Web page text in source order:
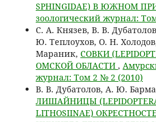
SPHINGIDAE) В ЮЖНОМ
зоологический журнал:
С. А. Князев, В. В.
Ю. Теплоухов, О. Н.
Мараник, СОВКИ
ОМСКОЙ ОБЛАСТИ ,
журнал: Том 2 № 2 (2010)
В. В. Дубатолов, А. Ю.
ЛИШАЙНИЦЫ
LITHOSIINAE)